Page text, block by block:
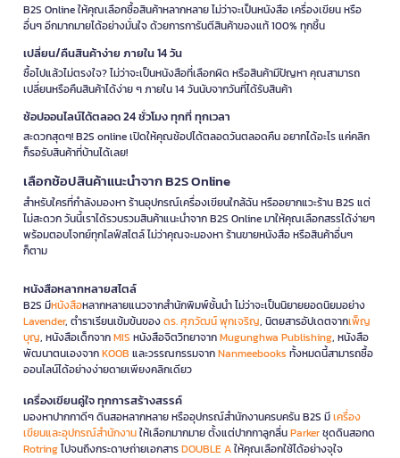
B2S Online ให้คุณเลือกซื้อสินค้าหลากหลาย ไม่ว่าจะเป็นหนังสือ เครื่องเขียน หรือ
อื่นๆ อีกมากมายได้อย่างมั่นใจ ด้วยการการันตีสินค้าของแท้ 100% ทุกชิ้น
เปลี่ยน/คืนสินค้าง่าย ภายใน 14 วัน
ซื้อไปแล้วไม่ตรงใจ? ไม่ว่าจะเป็นหนังสือที่เลือกผิด หรือสินค้ามีปัญหา คุณสามารถ
เปลี่ยนหรือคืนสินค้าได้ง่าย ๆ ภายใน 14 วันนับจากวันที่ได้รับสินค้า
ช้อปออนไลน์ได้ตลอด 24 ชั่วโมง ทุกที่ ทุกเวลา
สะดวกสุดๆ! B2S online เปิดให้คุณช้อปได้ตลอดวันตลอดคืน อยากได้อะไร แค่คลิก
ก็รอรับสินค้าที่บ้านได้เลย!
เลือกช้อปสินค้าแนะนำจาก B2S Online
สำหรับใครที่กำลังมองหา ร้านอุปกรณ์เครื่องเขียนใกล้ฉัน หรืออยากแวะร้าน B2S แต่
ไม่สะดวก วันนี้เราได้รวบรวมสินค้าแนะนำจาก B2S Online มาให้คุณเลือกสรรได้ง่ายๆ
พร้อมตอบโจทย์ทุกไลฟ์สไตล์ ไม่ว่าคุณจะมองหา ร้านขายหนังสือ หรือสินค้าอื่นๆ
ก็ตาม
หนังสือหลากหลายสไตล์
B2S มีหนังสือหลากหลายแนวจากสำนักพิมพ์ชั้นนำ ไม่ว่าจะเป็นนิยายยอดนิยมอย่าง
Lavender, ตำราเรียนเข้มข้นของดร. ศุภวัฒน์ พุกเจริญ, นิตยสารอัปเดตจากเพ็ญ
บุญ, หนังสือเด็กจากMIS หนังสือจิตวิทยาจากMugunghwa Publishing, หนังสือ
พัฒนาตนเองจากKOOB และวรรณกรรมจากNanmeebooks ทั้งหมดนี้สามารถซื้อ
ออนไลน์ได้อย่างง่ายดายเพียงคลิกเดียว
เครื่องเขียนคู่ใจ ทุกการสร้างสรรค์
มองหาปากกาดีๆ ดินสอหลากหลาย หรืออุปกรณ์สำนักงานครบครัน B2S มีเครื่อง
เขียนและอุปกรณ์สำนักงานให้เลือกมากมาย ตั้งแต่ปากกาลูกลื่นParkerชุดดินสอกด
Rotringไปจนถึงกระดาษถ่ายเอกสารDOUBLE Aให้คุณเลือกใช้ได้อย่างจุใจ